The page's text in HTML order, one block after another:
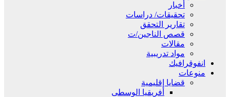
أخبار
تحقيقات/ دراسات
تقارير التحقق
قصص الناجين/ت
مقالات
مواد تدريبية
انفوقرافيك
منوعات
قضايا إقليمية
أفريقيا الوسطى